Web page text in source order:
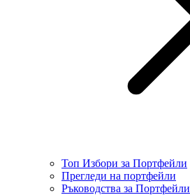
Топ Избори за Портфейли
Прегледи на портфейли
Ръководства за Портфейли